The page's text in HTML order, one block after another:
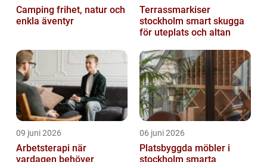
Camping frihet, natur och
enkla äventyr
Terrassmarkiser
stockholm smart skugga
för uteplats och altan
09 juni 2026
Arbetsterapi när
vardagen behöver
06 juni 2026
Platsbyggda möbler i
stockholm smarta